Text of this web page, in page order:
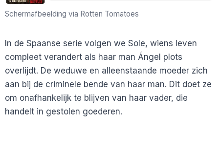
Schermafbeelding via Rotten Tomatoes
In de Spaanse serie volgen we Sole, wiens leven
compleet verandert als haar man Ángel plots
overlijdt. De weduwe en alleenstaande moeder zich
aan bij de criminele bende van haar man. Dit doet ze
om onafhankelijk te blijven van haar vader, die
handelt in gestolen goederen.